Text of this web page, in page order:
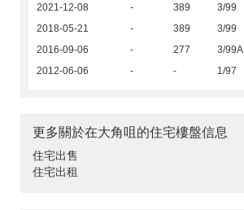
2021-12-08 - 389 3/99
2018-05-21 - 389 3/99
2016-09-06 - 277 3/99A
2012-06-06 - - 1/97
更多關於在大角咀的住宅樓盤信息
住宅出售
住宅出租